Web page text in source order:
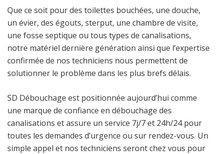
Que ce soit pour des toilettes bouchées, une douche,
un évier, des égouts, sterput, une chambre de visite,
une fosse septique ou tous types de canalisations,
notre matériel dernière génération ainsi que l’expertise
confirmée de nos techniciens nous permettent de
solutionner le problème dans les plus brefs délais.
SD Débouchage est positionnée aujourd’hui comme
une marque de confiance en débouchage des
canalisations et assure un service 7j/7 et 24h/24 pour
toutes les demandes d’urgence ou sur rendez-vous. Un
simple appel et nos techniciens seront chez vous pour